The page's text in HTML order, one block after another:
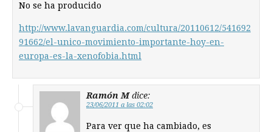
No se ha producido
http://www.lavanguardia.com/cultura/20110612/541692
91662/el-unico-movimiento-importante-hoy-en-
europa-es-la-xenofobia.html
Ramón M dice:
23/06/2011 a las 02:02
Para ver que ha cambiado, es